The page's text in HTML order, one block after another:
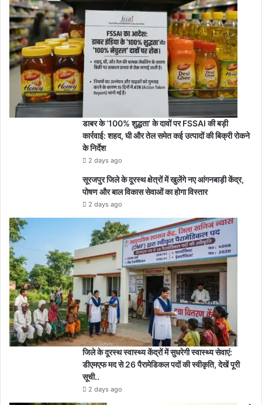
डाबर के ‘100% शुद्धता’ के दावों पर FSSAI की बड़ी
कार्रवाई: शहद, घी और तेल समेत कई उत्पादों की बिक्री रोकने
के निर्देश
2 days ago
सूरजपुर जिले के दूरस्थ क्षेत्रों में खुलेंगे नए आंगनबाड़ी केंद्र,
पोषण और बाल विकास सेवाओं का होगा विस्तार
2 days ago
जिले के दूरस्थ स्वास्थ्य केंद्रों में सुधरेगी स्वास्थ्य सेवाएं:
डीएमएफ मद से 26 पैरामेडिकल पदों की स्वीकृति, देखें पूरी
सूची..
2 days ago